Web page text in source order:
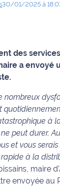
30/01/2025 à
des
a envoyé
nombreux
à
peut durer.
et vous
à la
maire
envoyée au